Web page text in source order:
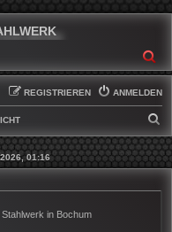
ANMELDEN
REGISTRIEREN
U
C
01:16
in Bochum